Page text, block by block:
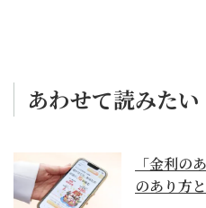
あわせて読みたい
「金利の
のあり方